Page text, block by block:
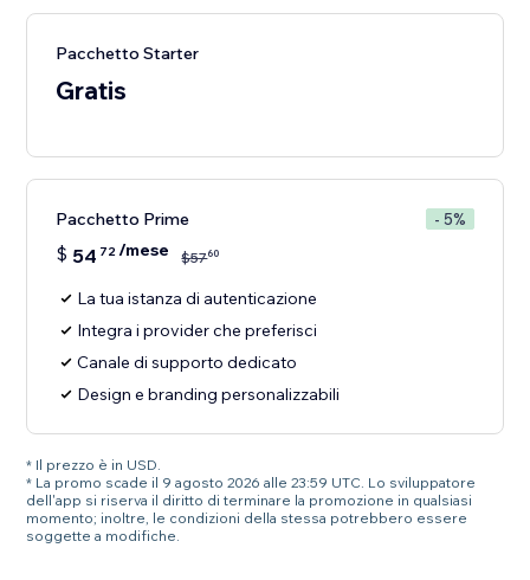
Pacchetto Starter
Gratis
Pacchetto Prime - 5%
$ 54 72/mese $5760
La tua istanza di autenticazione
Integra i provider che preferisci
Canale di supporto dedicato
Design e branding personalizzabili
* Il prezzo è in USD.
* La promo scade il 9 agosto 2026 alle 23:59 UTC. Lo sviluppatore
dell'app si riserva il diritto di terminare la promozione in qualsiasi
momento; inoltre, le condizioni della stessa potrebbero essere
soggette a modifiche.